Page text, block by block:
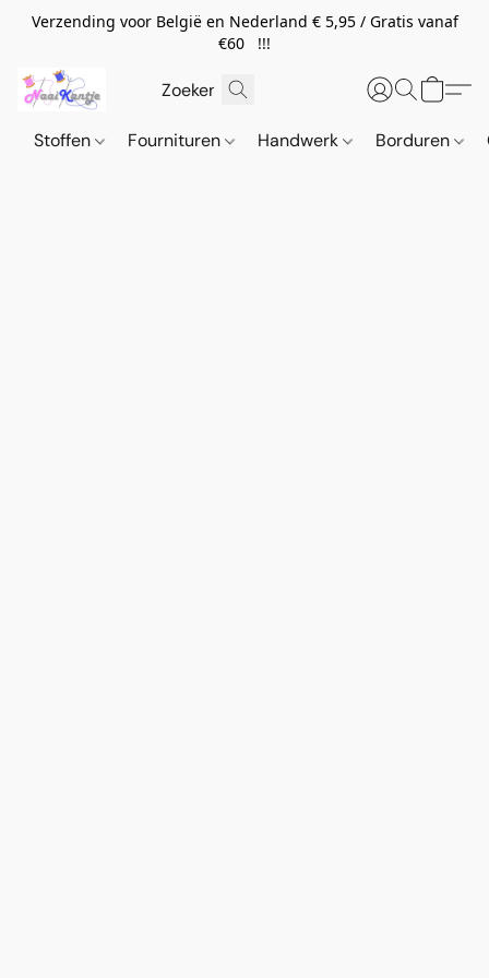
Verzending voor België en Nederland € 5,95 / Gratis vanaf
€60 !!!
Stoffen Fournituren Handwerk Borduren